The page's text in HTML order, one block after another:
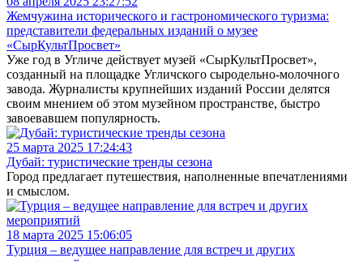
Жемчужина исторического и гастрономического туризма:
представители федеральных изданий о музее
«СырКультПросвет»
Уже год в Угличе действует музей «СырКультПросвет»,
созданный на площадке Угличского сыродельно-молочного
завода. Журналисты крупнейших изданий России делятся
своим мнением об этом музейном пространстве, быстро
завоевавшем популярность.
25 марта 2025 17:24:43
Дубай: туристические тренды сезона
Город предлагает путешествия, наполненные впечатлениями
и смыслом.
18 марта 2025 15:06:05
Турция – ведущее направление для встреч и других